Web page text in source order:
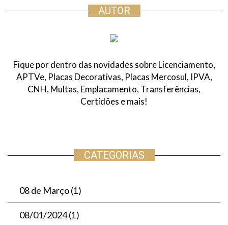
:
AUTOR
Fique por dentro das novidades sobre Licenciamento,
APTVe, Placas Decorativas, Placas Mercosul, IPVA,
CNH, Multas, Emplacamento, Transferências,
Certidões e mais!
CATEGORIAS
08 de Março(1)
08/01/2024(1)